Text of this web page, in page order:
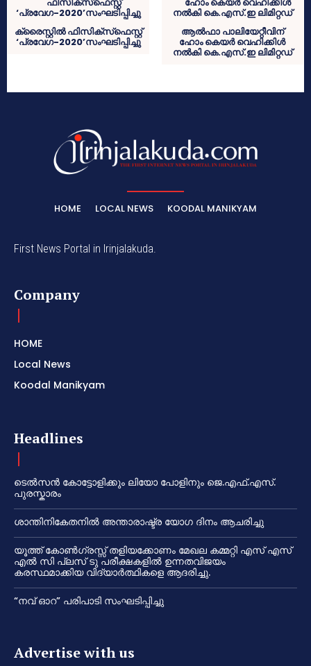
ക്രൈസ്റ്റില്‍ ഫിസിക്‌സ്‌ഫെസ്റ്റ്
‘പ്രവേഗ-2020’സംഘടിപ്പിച്ചു
ആല്‍ഫാ പാലിയേറ്റീവിന്
ഹോം കെയര്‍ വെഹിക്കിള്‍
നല്‍കി കെ.എസ്.ഇ ലിമിറ്റഡ്
HOME LOCAL NEWS KOODAL MANIKYAM
First News Portal in Irinjalakuda.
Company
HOME
Local News
Koodal Manikyam
Headlines
ടെൽസൻ കോട്ടോളിക്കും ലിയോ പോളിനും ജെ.എഫ്.എസ്.
പുരസ്കാരം
ശാന്തിനികേതനിൽ അന്താരാഷ്ട്ര യോഗ ദിനം ആചരിച്ചു
യൂത്ത് കോൺഗ്രസ്സ് തളിയക്കോണം മേഖല കമ്മറ്റി എസ് എസ്
എൽ സി പ്ലസ് ടു പരീക്ഷകളിൽ ഉന്നതവിജയം
കരസ്ഥമാക്കിയ വിദ്യാർത്ഥികളെ ആദരിച്ചു.
“നവ് ഓറ” പരിപാടി സംഘടിപ്പിച്ചു
Advertise with us